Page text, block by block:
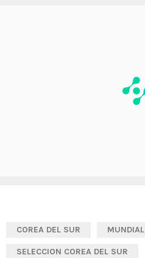
COREA DEL SUR MUNDIAL
SELECCION COREA DEL SUR